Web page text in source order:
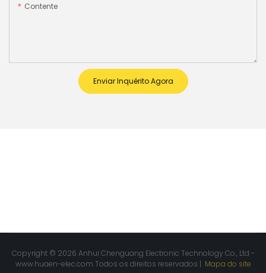
Contente
Enviar Inquérito Agora
Copyright © 2026 Anhui Chenguang Electronic Technology Co., Ltd -
www.huaen-elec.com Todos os direitos reservados | Mapa do site